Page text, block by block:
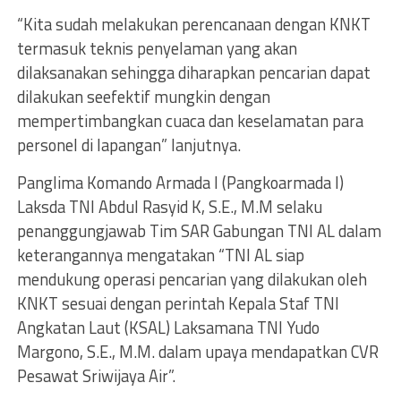
“Kita sudah melakukan perencanaan dengan KNKT
termasuk teknis penyelaman yang akan
dilaksanakan sehingga diharapkan pencarian dapat
dilakukan seefektif mungkin dengan
mempertimbangkan cuaca dan keselamatan para
personel di lapangan” lanjutnya.
Panglima Komando Armada I (Pangkoarmada I)
Laksda TNI Abdul Rasyid K, S.E., M.M selaku
penanggungjawab Tim SAR Gabungan TNI AL dalam
keterangannya mengatakan “TNI AL siap
mendukung operasi pencarian yang dilakukan oleh
KNKT sesuai dengan perintah Kepala Staf TNI
Angkatan Laut (KSAL) Laksamana TNI Yudo
Margono, S.E., M.M. dalam upaya mendapatkan CVR
Pesawat Sriwijaya Air”.